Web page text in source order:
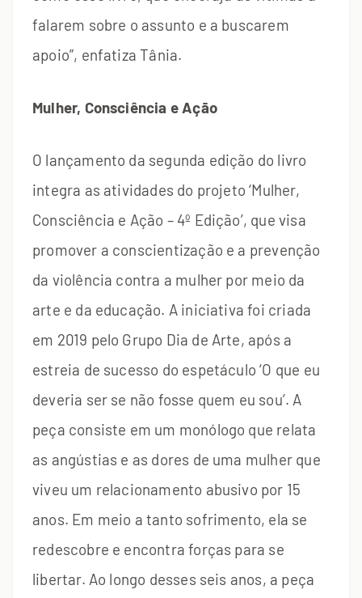
falarem sobre o assunto e a buscarem
apoio”, enfatiza Tânia.
Mulher, Consciência e Ação
O lançamento da segunda edição do livro
integra as atividades do projeto ‘Mulher,
Consciência e Ação – 4º Edição’, que visa
promover a conscientização e a prevenção
da violência contra a mulher por meio da
arte e da educação. A iniciativa foi criada
em 2019 pelo Grupo Dia de Arte, após a
estreia de sucesso do espetáculo ‘O que eu
deveria ser se não fosse quem eu sou’. A
peça consiste em um monólogo que relata
as angústias e as dores de uma mulher que
viveu um relacionamento abusivo por 15
anos. Em meio a tanto sofrimento, ela se
redescobre e encontra forças para se
libertar. Ao longo desses seis anos, a peça